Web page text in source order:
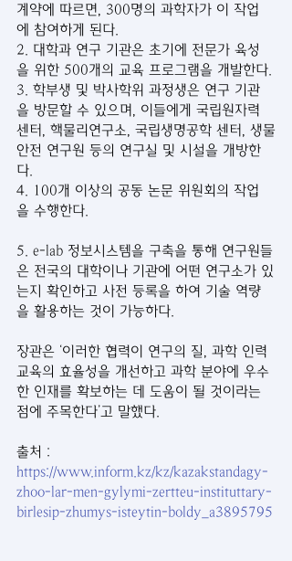
계약에 따르면, 300명의 과학자가 이 작업
에 참여하게 된다.
2. 대학과 연구 기관은 초기에 전문가 육성
을 위한 500개의 교육 프로그램을 개발한다.
3. 학부생 및 박사학위 과정생은 연구 기관
을 방문할 수 있으며, 이들에게 국립원자력
센터, 핵물리연구소, 국립생명공학 센터, 생물
안전 연구원 등의 연구실 및 시설을 개방한
다.
4. 100개 이상의 공동 논문 위원회의 작업
을 수행한다.
5. e-lab 정보시스템을 구축을 통해 연구원들
은 전국의 대학이나 기관에 어떤 연구소가 있
는지 확인하고 사전 등록을 하여 기술 역량
을 활용하는 것이 가능하다.
장관은 ‘이러한 협력이 연구의 질, 과학 인력
교육의 효율성을 개선하고 과학 분야에 우수
한 인재를 확보하는 데 도움이 될 것이라는
점에 주목한다’고 말했다.
출처 :
https://www.inform.kz/kz/kazakstandagy-
zhoo-lar-men-gylymi-zertteu-instituttary-
birlesip-zhumys-isteytin-boldy_a3895795